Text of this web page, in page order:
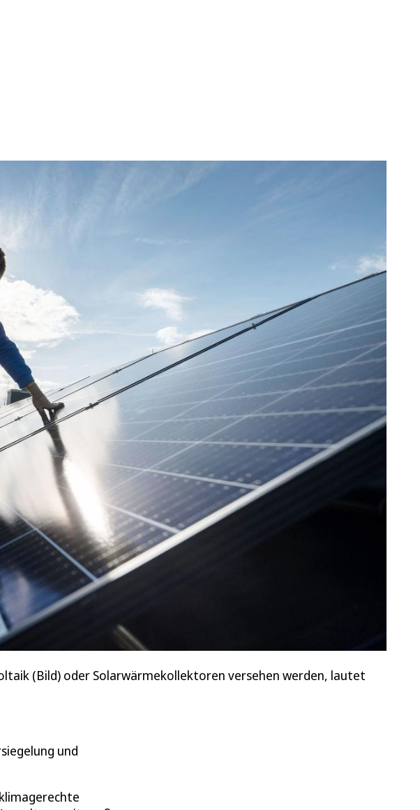
(Bild) oder Solarwärmekollektoren versehen werden, lautet
und